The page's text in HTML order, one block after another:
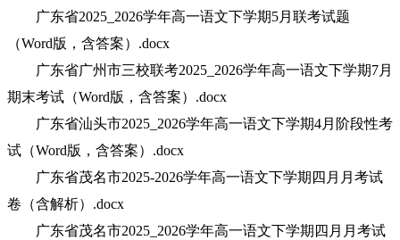
广东省2025_2026学年高一语文下学期5月联考试题
（Word版，含答案）.docx
广东省广州市三校联考2025_2026学年高一语文下学期7月
期末考试（Word版，含答案）.docx
广东省汕头市2025_2026学年高一语文下学期4月阶段性考
试（Word版，含答案）.docx
广东省茂名市2025-2026学年高一语文下学期四月月考试
卷（含解析）.docx
广东省茂名市2025_2026学年高一语文下学期四月月考试